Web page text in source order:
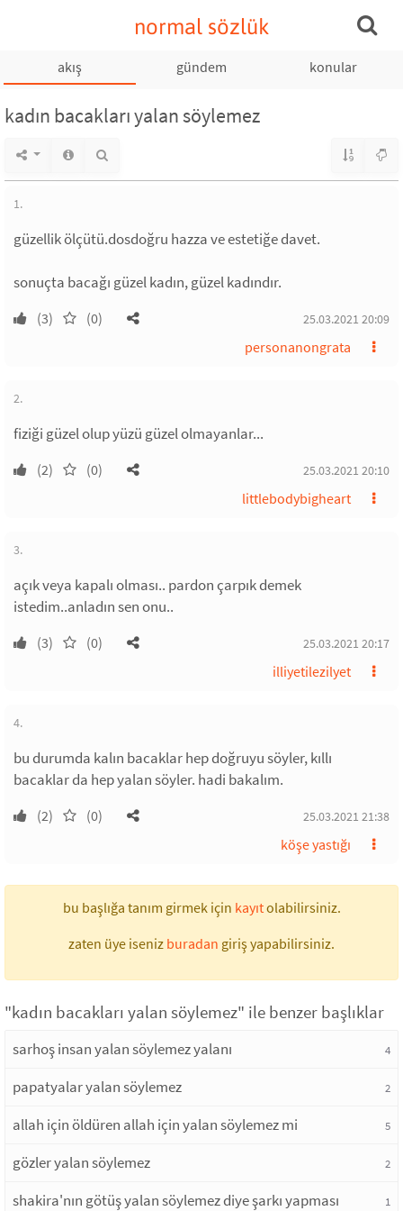
normal sözlük
akış gündem konular
kadın bacakları yalan söylemez
1.
güzellik ölçütü.dosdoğru hazza ve estetiğe davet.
sonuçta bacağı güzel kadın, güzel kadındır.
(3) (0) 25.03.2021 20:09
personanongrata
2.
fiziği güzel olup yüzü güzel olmayanlar...
(2) (0) 25.03.2021 20:10
littlebodybigheart
3.
açık veya kapalı olması.. pardon çarpık demek
istedim..anladın sen onu..
(3) (0) 25.03.2021 20:17
illiyetilezilyet
4.
bu durumda kalın bacaklar hep doğruyu söyler, kıllı
bacaklar da hep yalan söyler. hadi bakalım.
(2) (0) 25.03.2021 21:38
köşe yastığı
bu başlığa tanım girmek için kayıtolabilirsiniz.
zaten üye iseniz buradan giriş yapabilirsiniz.
"kadın bacakları yalan söylemez" ile benzer başlıklar
sarhoş insan yalan söylemez yalanı 4
papatyalar yalan söylemez 2
allah için öldüren allah için yalan söylemez mi 5
gözler yalan söylemez 2
shakira'nın götüş yalan söylemez diye şarkı yapması 1